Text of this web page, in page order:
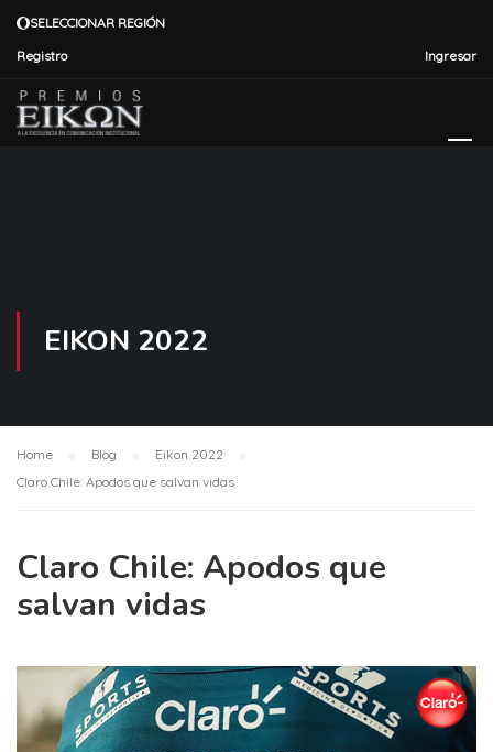
SELECCIONAR REGIÓN
Ingresar
Registro
EIKON 2022
Home Blog
Eikon 2022
Claro Chile: Apodos que salvan vidas
Claro Chile: Apodos que
salvan vidas